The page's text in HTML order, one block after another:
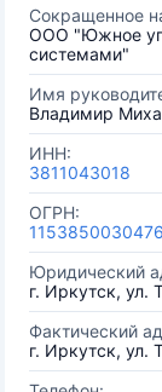
Сокращенное
ООО "Южное
системами"
Имя
Владимир
ИНН:
3811043018
ОГРН:
1153850030476
Юридический
г. Иркутск, ул.
Фактический
г. Иркутск, ул.